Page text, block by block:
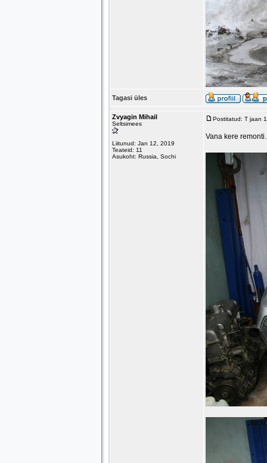
Tagasi üles
Zvyagin Mihail
Seltsimees
Liitunud: Jan 12, 2019
Teateid: 11
Asukoht: Russia, Sochi
Postitatud: T jaan
Vana kere remonti.